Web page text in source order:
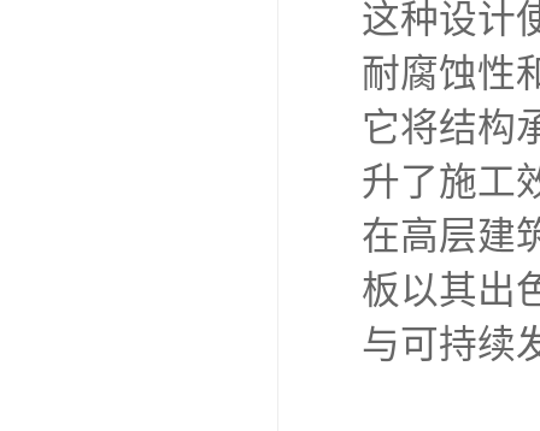
这种设计
耐腐蚀性
它将结构
升了施工
在高层建
板以其出
与可持续